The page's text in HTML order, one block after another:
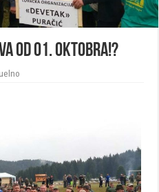
od 01. oktobra!?